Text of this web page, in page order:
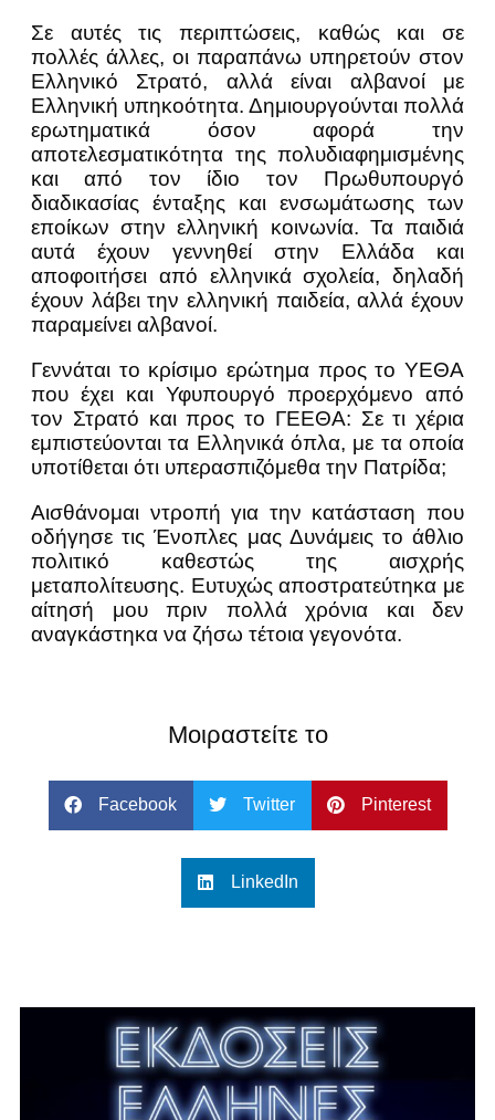
Σε αυτές τις περιπτώσεις, καθώς και σε
πολλές άλλες, οι παραπάνω υπηρετούν στον
Ελληνικό Στρατό, αλλά είναι αλβανοί με
Ελληνική υπηκοότητα. Δημιουργούνται πολλά
ερωτηματικά όσον αφορά την
αποτελεσματικότητα της πολυδιαφημισμένης
και από τον ίδιο τον Πρωθυπουργό
διαδικασίας ένταξης και ενσωμάτωσης των
εποίκων στην ελληνική κοινωνία. Τα παιδιά
αυτά έχουν γεννηθεί στην Ελλάδα και
αποφοιτήσει από ελληνικά σχολεία, δηλαδή
έχουν λάβει την ελληνική παιδεία, αλλά έχουν
παραμείνει αλβανοί.
Γεννάται το κρίσιμο ερώτημα προς το ΥΕΘΑ
που έχει και Υφυπουργό προερχόμενο από
τον Στρατό και προς το ΓΕΕΘΑ: Σε τι χέρια
εμπιστεύονται τα Ελληνικά όπλα, με τα οποία
υποτίθεται ότι υπερασπιζόμεθα την Πατρίδα;
Αισθάνομαι ντροπή για την κατάσταση που
οδήγησε τις Ένοπλες μας Δυνάμεις το άθλιο
πολιτικό καθεστώς της αισχρής
μεταπολίτευσης. Ευτυχώς αποστρατεύτηκα με
αίτησή μου πριν πολλά χρόνια και δεν
αναγκάστηκα να ζήσω τέτοια γεγονότα.
Μοιραστείτε το
Facebook Twitter Pinterest
LinkedIn